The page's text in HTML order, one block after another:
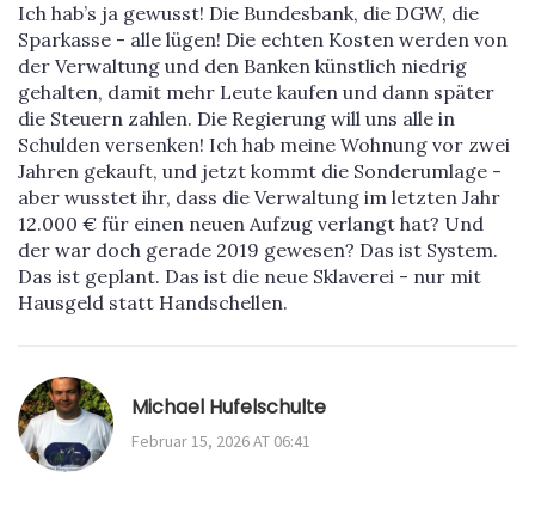
Ich hab’s ja gewusst! Die Bundesbank, die DGW, die
Sparkasse - alle lügen! Die echten Kosten werden von
der Verwaltung und den Banken künstlich niedrig
gehalten, damit mehr Leute kaufen und dann später
die Steuern zahlen. Die Regierung will uns alle in
Schulden versenken! Ich hab meine Wohnung vor zwei
Jahren gekauft, und jetzt kommt die Sonderumlage -
aber wusstet ihr, dass die Verwaltung im letzten Jahr
12.000 € für einen neuen Aufzug verlangt hat? Und
der war doch gerade 2019 gewesen? Das ist System.
Das ist geplant. Das ist die neue Sklaverei - nur mit
Hausgeld statt Handschellen.
Michael Hufelschulte
Februar 15, 2026 AT 06:41